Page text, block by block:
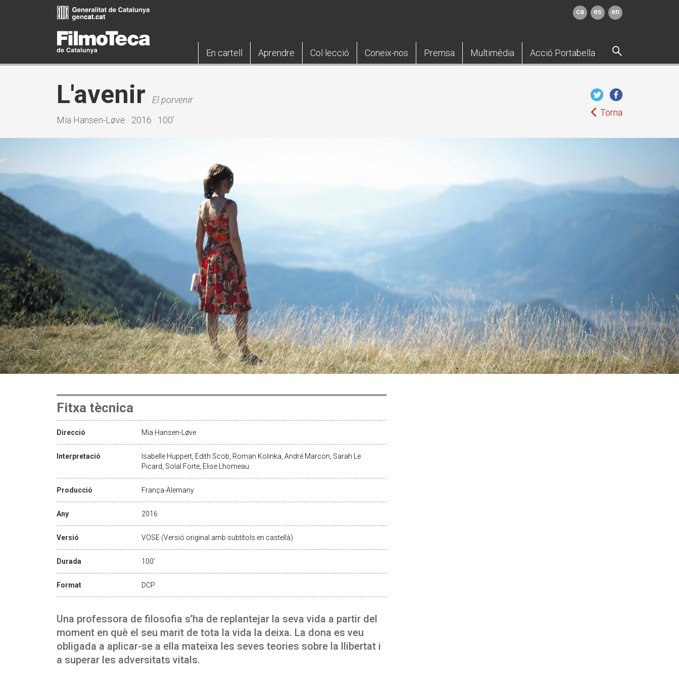
ca es en
En cartell Aprendre Col·lecció Coneix-nos Premsa Multimèdia Acció Portabella
L'avenir
El porvenir
Mia Hansen-Løve · 2016 · 100'
Torna
Fitxa tècnica
Direcció Mia Hansen-Løve
Interpretació
Isabelle Huppert, Edith Scob, Roman Kolinka, André Marcon, Sarah Le
Picard, Solal Forte, Elise Lhomeau
Producció França-Alemany
Any 2016
Versió VOSE (Versió original amb subtítols en castellà)
Durada 100'
Format DCP
Una professora de filosofia s’ha de replantejar la seva vida a partir del
moment en què el seu marit de tota la vida la deixa. La dona es veu
obligada a aplicar-se a ella mateixa les seves teories sobre la llibertat i
a superar les adversitats vitals.